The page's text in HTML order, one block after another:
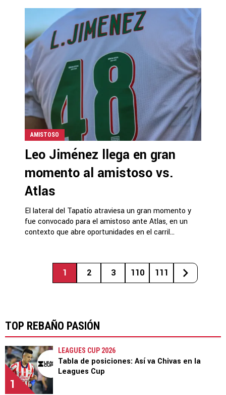
AMISTOSO
Leo Jiménez llega en gran
momento al amistoso vs.
Atlas
El lateral del Tapatío atraviesa un gran momento y
fue convocado para el amistoso ante Atlas, en un
contexto que abre oportunidades en el carril...
1 2 3 110 111
TOP REBAÑO PASIÓN
1
LEAGUES CUP 2026
Tabla de posiciones: Así va Chivas en la
Leagues Cup